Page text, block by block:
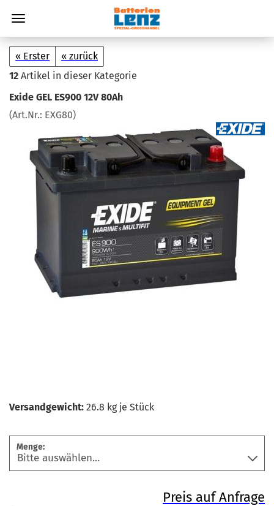
« Erster
« zurück
12 Artikel in dieser Kategorie
Exide GEL ES900 12V 80Ah
(Art.Nr.: EXG80)
Versandgewicht: 26.8 kg je Stück
Menge:
Preis auf Anfrage